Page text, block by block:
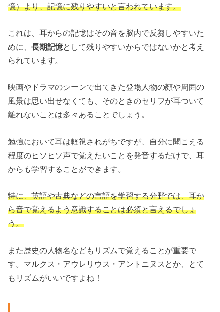
憶）より、記憶に残りやすいと言われています。
これは、耳からの記憶はその音を脳内で反芻しやすいた
めに、長期記憶として残りやすいからではないかと考え
られています。
映画やドラマのシーンで出てきた登場人物の顔や周囲の
風景は思い出せなくても、そのときのセリフが耳ついて
離れないことは多々あることでしょう。
勉強において耳は軽視されがちですが、自分に聞こえる
程度のヒソヒソ声で覚えたいことを発音するだけで、耳
からも学習することができます。
特に、英語や古典などの言語を学習する分野では、耳か
ら音で覚えるよう意識することは必須と言えるでしょ
う。
また歴史の人物名などもリズムで覚えることが重要で
す。マルクス・アウレリウス・アントニヌスとか、とて
もリズムがいいですよね！